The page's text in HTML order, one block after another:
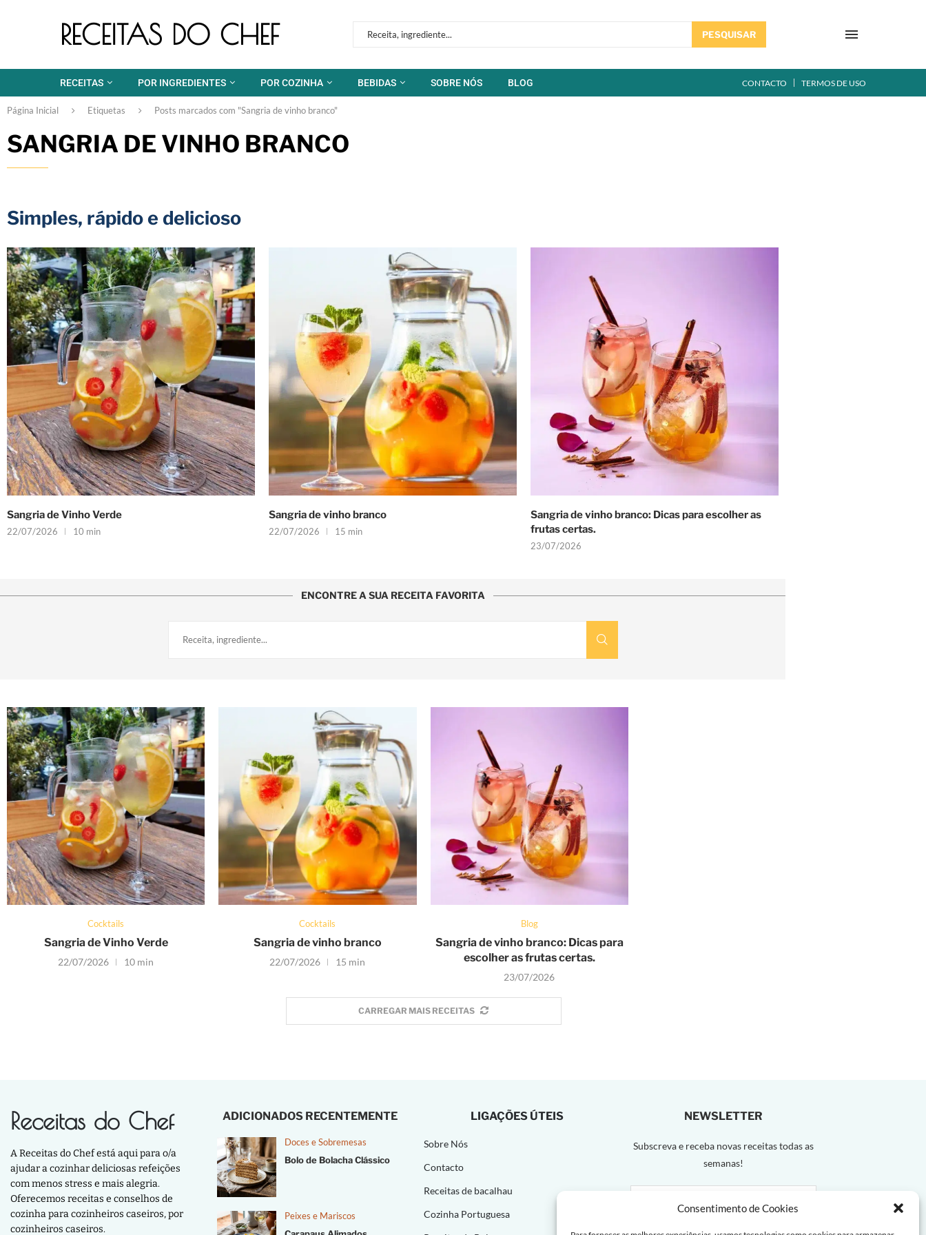
Consentimento de Cookies
RECEITAS DO CHEF PESQUISAR
RECEITAS POR INGREDIENTES POR COZINHA BEBIDAS SOBRE NÓS BLOG CONTACTO TERMOS DE USO
Página Inicial Etiquetas Posts marcados com "Sangria de vinho branco"
SANGRIA DE VINHO BRANCO
Simples, rápido e delicioso
Sangria de Vinho Verde
22/07/2026 10 min
Sangria de vinho branco
22/07/2026 15 min
Sangria de vinho branco: Dicas para escolher as
frutas certas.
23/07/2026
ENCONTRE A SUA RECEITA FAVORITA
Cocktails
Sangria de Vinho Verde
22/07/2026 10 min
Cocktails
Sangria de vinho branco
22/07/2026 15 min
Blog
Sangria de vinho branco: Dicas para
escolher as frutas certas.
23/07/2026
CARREGAR MAIS RECEITAS
Receitas do Chef
A Receitas do Chef está aqui para o/a
ajudar a cozinhar deliciosas refeições
com menos stress e mais alegria.
Oferecemos receitas e conselhos de
cozinha para cozinheiros caseiros, por
cozinheiros caseiros.
ADICIONADOS RECENTEMENTE
Doces e Sobremesas
Bolo de Bolacha Clássico
Peixes e Mariscos
LIGAÇÕES ÚTEIS
Sobre Nós
Contacto
Receitas de bacalhau
Cozinha Portuguesa
NEWSLETTER
Subscreva e receba novas receitas todas as
semanas!